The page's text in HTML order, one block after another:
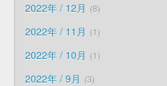
2022年 / 12月 8
2022年 / 11月 1
2022年 / 10月 1
2022年 / 9月 3